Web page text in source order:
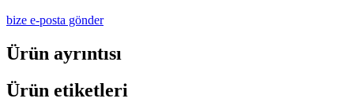
bize e-posta gönder
Ürün ayrıntısı
Ürün etiketleri